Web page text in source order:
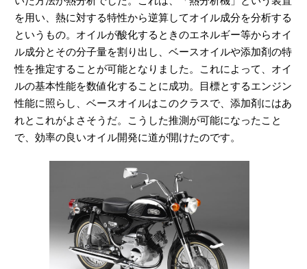
を用い、熱に対する特性から逆算してオイル成分を分析する
というもの。オイルが酸化するときのエネルギー等からオイ
ル成分とその分子量を割り出し、ベースオイルや添加剤の特
性を推定することが可能となりました。これによって、オイ
ルの基本性能を数値化することに成功。目標とするエンジン
性能に照らし、ベースオイルはこのクラスで、添加剤にはあ
れとこれがよさそうだ。こうした推測が可能になったこと
で、効率の良いオイル開発に道が開けたのです。